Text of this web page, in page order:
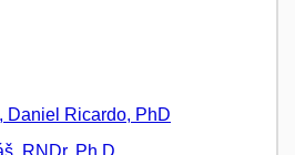
Daniel Ricardo, PhD